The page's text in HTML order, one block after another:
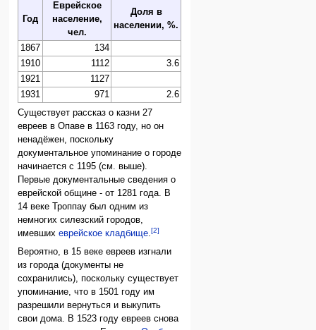
Год
Еврейское
население,
чел.
Доля в
населении, %.
1867
134
1910
1112
3.6
1921
1127
1931
971
2.6
Существует рассказ о казни 27
евреев в Опаве в 1163 году, но он
ненадёжен, поскольку
документальное упоминание о городе
начинается с 1195 (см. выше).
Первые документальные сведения о
еврейской общине - от 1281 года. В
14 веке Троппау был одним из
немногих силезский городов,
имевшихеврейское кладбище.[2]
Вероятно, в 15 веке евреев изгнали
из города (документы не
сохранились), поскольку существует
упоминание, что в 1501 году им
разрешили вернуться и выкупить
свои дома. В 1523 году евреев снова